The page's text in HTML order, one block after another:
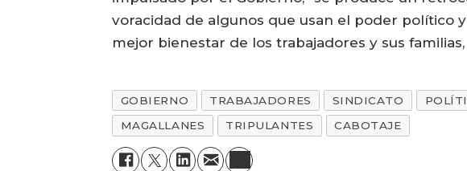
voracidad de algunos que usan el poder político
mejor bienestar de los trabajadores y sus
GOBIERNO TRABAJADORES SINDICATO
MAGALLANES
TRIPULANTES CABOTAJE